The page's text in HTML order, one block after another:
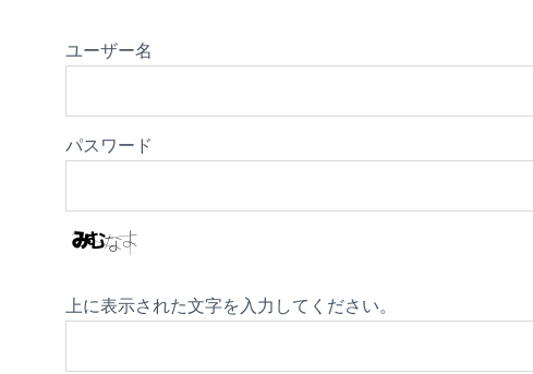
ユーザー名
パスワード
上に表示された文字を入力してください。